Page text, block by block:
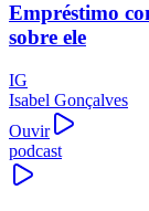
Empréstimo
sobre ele
IG
Isabel Gonçalves
Ouvir
podcast